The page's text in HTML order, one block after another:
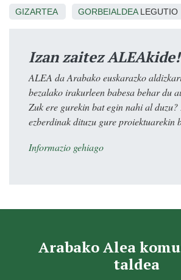
GIZARTEA GORBEIALDEALEGUTIO
Izan zaitez ALEAkide!
ALEA da Arabako euskarazko
bezalako irakurleen babesa behar du
Zuk ere gurekin bat egin nahi al
ezberdinak dituzu gure proiektuarekin
Informazio gehiago
Arabako Alea
taldea